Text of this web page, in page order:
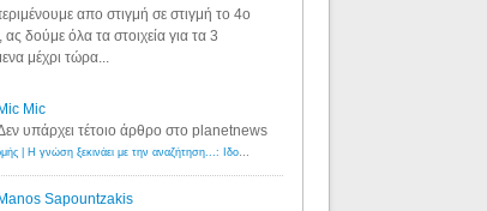
απο στιγμή σε στιγμή το 4ο
ας δούμε όλα τα στοιχεία για τα 3
μέχρι τώρα...
Mic Mic
υπάρχει τέτοιο άρθρο στο planetnews
Λόγιος Ερμής | Η γνώση ξεκινάει με την αναζήτηση...: Ιδού οι 18 που χρωστούν 11 δις ευρώ!
Manos Sapountzakis